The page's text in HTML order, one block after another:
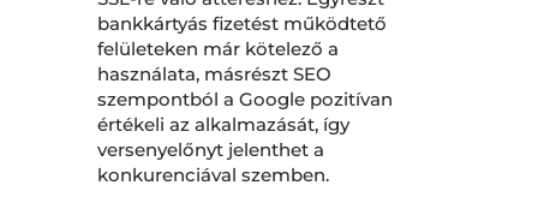
bankkártyás fizetést működtető
felületeken már kötelező a
használata, másrészt SEO
szempontból a Google pozitívan
értékeli az alkalmazását, így
versenyelőnyt jelenthet a
konkurenciával szemben.